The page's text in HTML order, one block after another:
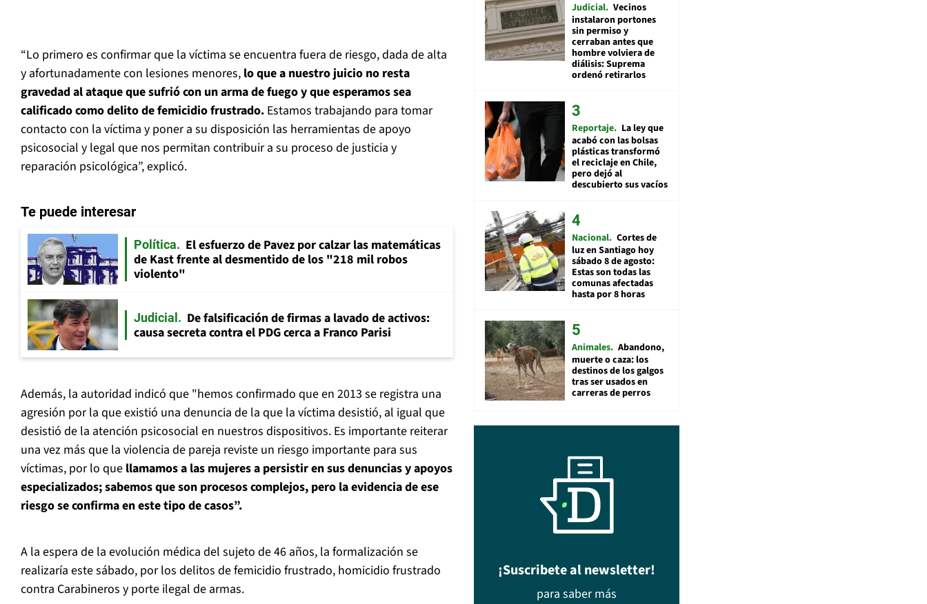
“Lo primero es confirmar que la víctima se encuentra fuera de riesgo, dada de alta
y afortunadamente con lesiones menores, lo que a nuestro juicio no resta
gravedad al ataque que sufrió con un arma de fuego y que esperamos sea
calificado como delito de femicidio frustrado. Estamos trabajando para tomar
contacto con la víctima y poner a su disposición las herramientas de apoyo
psicosocial y legal que nos permitan contribuir a su proceso de justicia y
reparación psicológica”, explicó.
Te puede interesar
Política
El esfuerzo de Pavez por calzar las matemáticas
de Kast frente al desmentido de los "218 mil robos
violento"
Judicial
De falsificación de firmas a lavado de activos:
causa secreta contra el PDG cerca a Franco Parisi
Además, la autoridad indicó que "hemos confirmado que en 2013 se registra una
agresión por la que existió una denuncia de la que la víctima desistió, al igual que
desistió de la atención psicosocial en nuestros dispositivos. Es importante reiterar
una vez más que la violencia de pareja reviste un riesgo importante para sus
víctimas, por lo que llamamos a las mujeres a persistir en sus denuncias y apoyos
especializados; sabemos que son procesos complejos, pero la evidencia de ese
riesgo se confirma en este tipo de casos”.
A la espera de la evolución médica del sujeto de 46 años, la formalización se
realizaría este sábado, por los delitos de femicidio frustrado, homicidio frustrado
contra Carabineros y porte ilegal de armas.
Judicial Vecinos
instalaron portones
sin permiso y
cerraban antes que
hombre volviera de
diálisis: Suprema
ordenó retirarlos
Reportaje La ley que
acabó con las bolsas
plásticas transformó
el reciclaje en Chile,
pero dejó al
descubierto sus vacíos
Nacional Cortes de
luz en Santiago hoy
sábado 8 de agosto:
Estas son todas las
comunas afectadas
hasta por 8 horas
Animales Abandono,
muerte o caza: los
destinos de los galgos
tras ser usados en
carreras de perros
¡Suscribete al newsletter!
para saber más